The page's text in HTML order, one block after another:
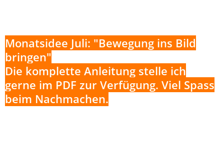
Monatsidee Juli: "Bewegung ins Bild
bringen"
Die komplette Anleitung stelle ich
gerne im PDF zur Verfügung. Viel Spass
beim Nachmachen.